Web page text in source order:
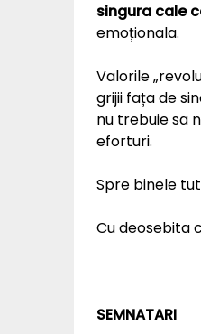
singura cale
emoționala.
Valorile
grijii fața de
nu trebuie sa
eforturi.
Spre binele
Cu deosebita
SEMNATARI